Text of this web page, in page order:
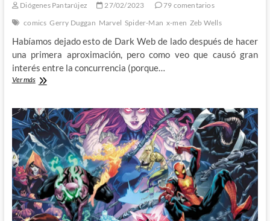
Diógenes Pantarújez 27/02/2023
79 comentarios
comics Gerry Duggan Marvel Spider-Man x-men Zeb Wells
Habíamos dejado esto de Dark Web de lado después de hacer
una primera aproximación, pero como veo que causó gran
interés entre la concurrencia (porque…
Ver másDark
y
Madelyne
Pryor
dando
a
luz
en
el
suelo
de